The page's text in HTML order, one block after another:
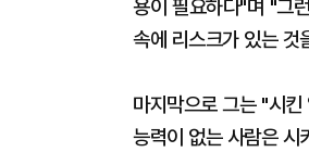
용이 필요하다"며 "그
속에 리스크가 있는 것
마지막으로 그는 "시
능력이 없는 사람은 시